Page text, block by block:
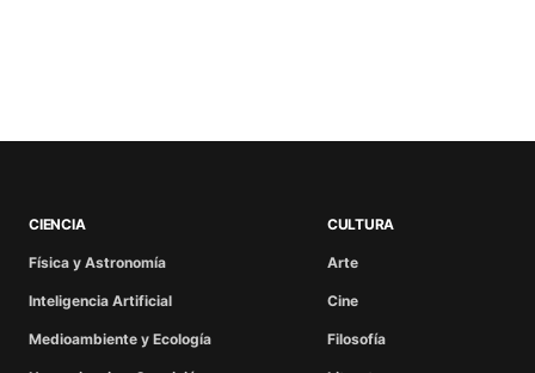
CIENCIA
Física y Astronomía
Inteligencia Artificial
Medioambiente y Ecología
CULTURA
Arte
Cine
Filosofía